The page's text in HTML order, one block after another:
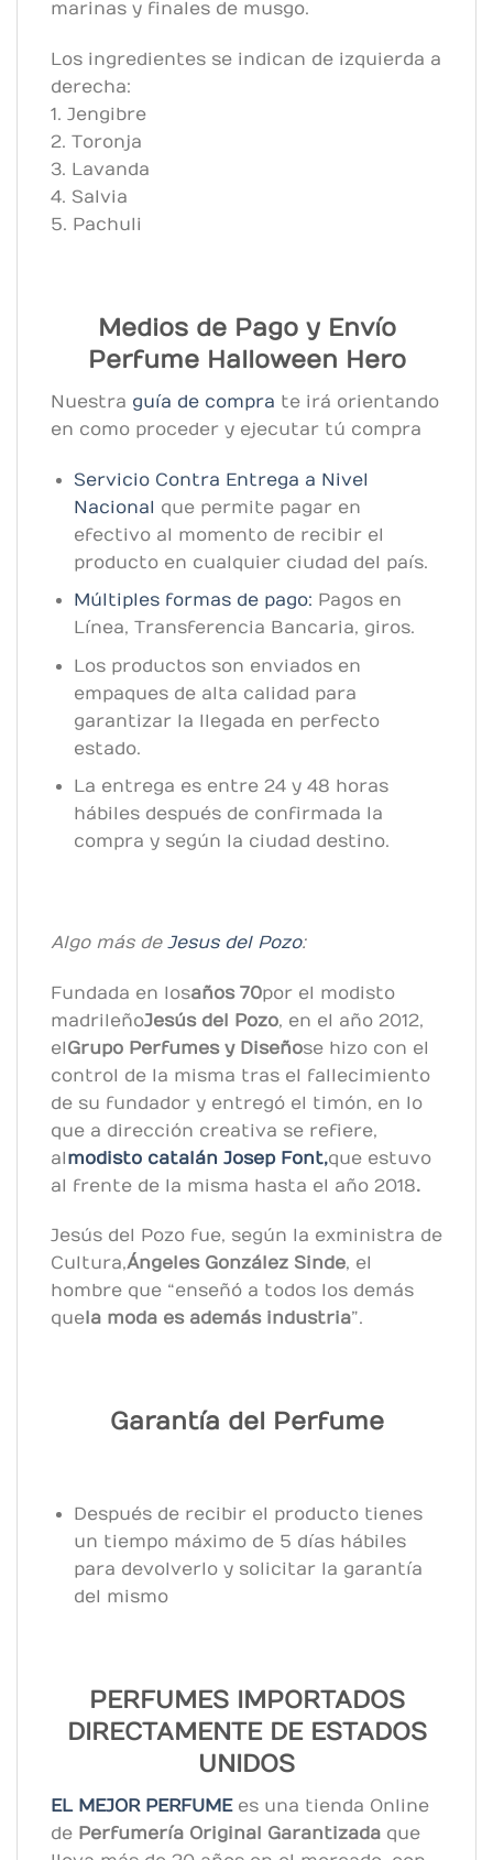
marinas y finales de musgo.
Los ingredientes se indican de izquierda a
derecha:
1. Jengibre
2. Toronja
3. Lavanda
4. Salvia
5. Pachuli
Medios de Pago y Envío
Perfume Halloween Hero
Nuestra guía de compra te irá orientando
en como proceder y ejecutar tú compra
Servicio Contra Entrega a Nivel
Nacional que permite pagar en
efectivo al momento de recibir el
producto en cualquier ciudad del país.
Múltiples formas de pago: Pagos en
Línea, Transferencia Bancaria, giros.
Los productos son enviados en
empaques de alta calidad para
garantizar la llegada en perfecto
estado.
La entrega es entre 24 y 48 horas
hábiles después de confirmada la
compra y según la ciudad destino.
Algo más de Jesus del Pozo:
Fundada en losaños 70por el modisto
madrileñoJesús del Pozo, en el año 2012,
elGrupo Perfumes y Diseñose hizo con el
control de la misma tras el fallecimiento
de su fundador y entregó el timón, en lo
que a dirección creativa se refiere,
almodisto catalán Josep Font,que estuvo
al frente de la misma hasta el año 2018.
Jesús del Pozo fue, según la exministra de
Cultura,Ángeles González Sinde, el
hombre que “enseñó a todos los demás
que la moda es además industria”.
Garantía del Perfume
Después de recibir el producto tienes
un tiempo máximo de 5 días hábiles
para devolverlo y solicitar la garantía
del mismo
PERFUMES IMPORTADOS
DIRECTAMENTE DE ESTADOS
UNIDOS
EL MEJOR PERFUMEes una tienda Online
de Perfumería Original Garantizada que